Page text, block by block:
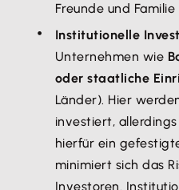
Freunde und
Institutionelle
Unternehmen wie
oder staatliche
Länder). Hier
investiert,
hierfür ein
minimiert sich das
Investoren.